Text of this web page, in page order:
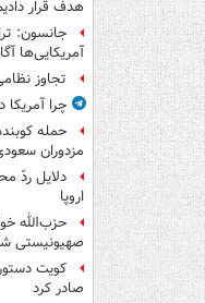
هدف قرار
جانسون:
آمریکایی‌ها
تجاوز
چرا آمریکا
حمله
مزدوران
دلایل ردّ
اروپا
حزب‌الله
صهیونیستی
کویت
صادر کرد